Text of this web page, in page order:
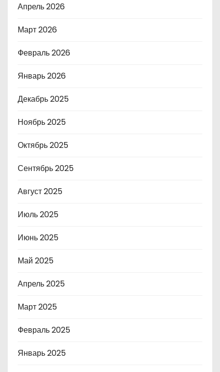
Апрель 2026
Март 2026
Февраль 2026
Январь 2026
Декабрь 2025
Ноябрь 2025
Октябрь 2025
Сентябрь 2025
Август 2025
Июль 2025
Июнь 2025
Май 2025
Апрель 2025
Март 2025
Февраль 2025
Январь 2025